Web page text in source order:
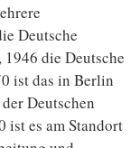
Deutsche
die Deutsche
ist das in Berlin
Deutschen
ist es am Standort